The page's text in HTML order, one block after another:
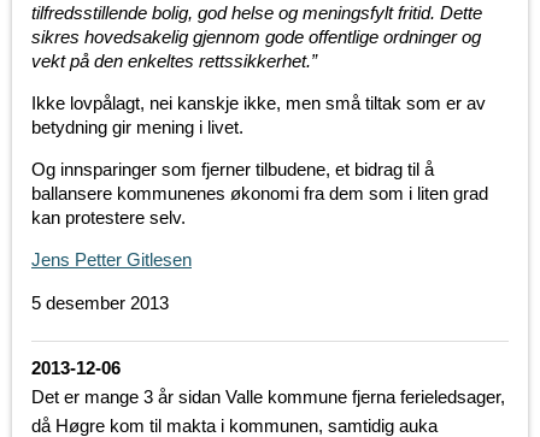
tilfredsstillende bolig, god helse og meningsfylt fritid. Dette
sikres hovedsakelig gjennom gode offentlige ordninger og
vekt på den enkeltes rettssikkerhet.”
Ikke lovpålagt, nei kanskje ikke, men små tiltak som er av
betydning gir mening i livet.
Og innsparinger som fjerner tilbudene, et bidrag til å
ballansere kommunenes økonomi fra dem som i liten grad
kan protestere selv.
Jens Petter Gitlesen
5 desember 2013
2013-12-06
Det er mange 3 år sidan Valle kommune fjerna ferieledsager,
då Høgre kom til makta i kommunen, samtidig auka